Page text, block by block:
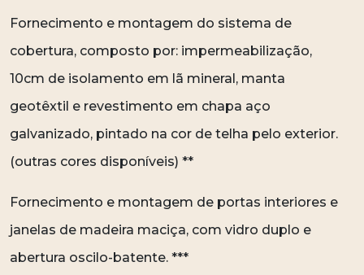
Fornecimento e montagem do sistema de
cobertura, composto por: impermeabilização,
10cm de isolamento em lã mineral, manta
geotêxtil e revestimento em chapa aço
galvanizado, pintado na cor de telha pelo exterior.
(outras cores disponíveis) **
Fornecimento e montagem de portas interiores e
janelas de madeira maciça, com vidro duplo e
abertura oscilo-batente. ***